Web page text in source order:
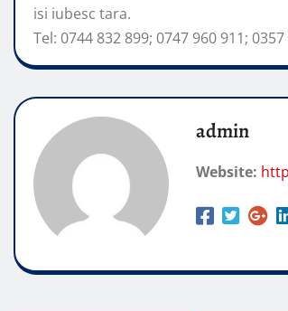
isi iubesc tara.
Tel: 0744 832 899; 0747 960 911;
admin
Website: